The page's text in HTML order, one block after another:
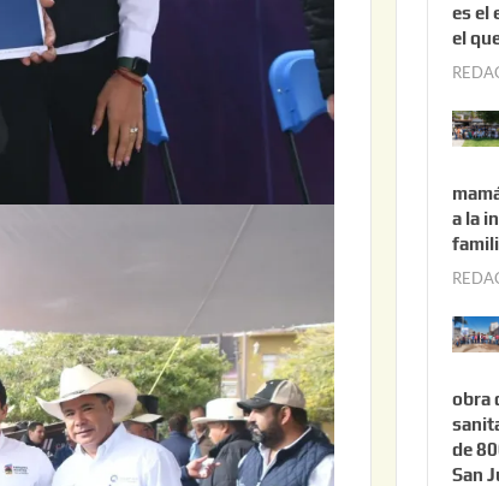
es el
el
a la
obra
de
San